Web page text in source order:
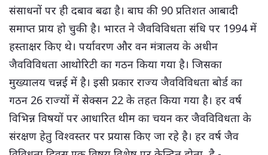
संसाधनों पर ही दबाव बढा है। बाघ की 90 प्रतिशत आबादी
समाप्त प्राय हो चुकी है। भारत ने जैवविविधता संधि पर 1994 में
हस्ताक्षर किए थे। पर्यावरण और वन मंत्रालय के अधीन
जैवविविधता आथोरिटी का गठन किया गया है। जिसका
मुख्यालय चन्नई में है। इसी प्रकार राज्य जैवविविधता बोर्ड का
गठन 26 राज्यों में सेक्सन 22 के तहत किया गया है। हर वर्ष
विभिन्न विषयों पर आधारित थीम का चयन कर जैवविविधता के
संरक्षण हेतु विश्वस्तर पर प्रयास किए जा रहे है। हर वर्ष जैव